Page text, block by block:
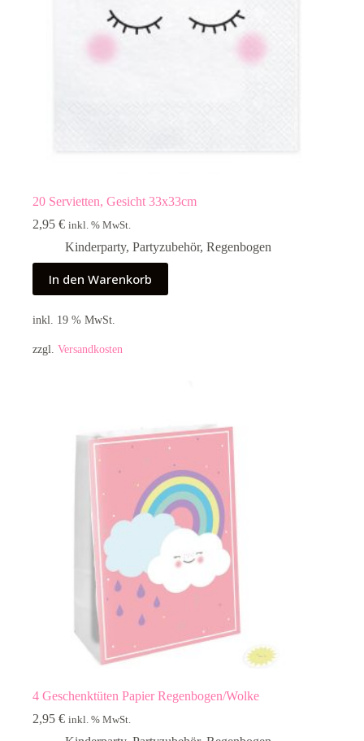
20 Servietten, Gesicht 33x33cm
2,95 € inkl. % MwSt.
Kinderparty, Partyzubehör, Regenbogen
In den Warenkorb
inkl. 19 % MwSt.
zzgl. Versandkosten
4 Geschenktüten Papier Regenbogen/Wolke
2,95 € inkl. % MwSt.